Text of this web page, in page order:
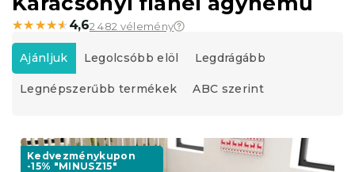
★★★★★
★★★★★ 4,62 482 vélemény
T
e
r
m
e
Ajánljuk Legolcsóbb elöl Legdrágább
Legnépszerűbb termékek ABC szerint
T
Kedvezménykupon
-15% "MINUSZ15"